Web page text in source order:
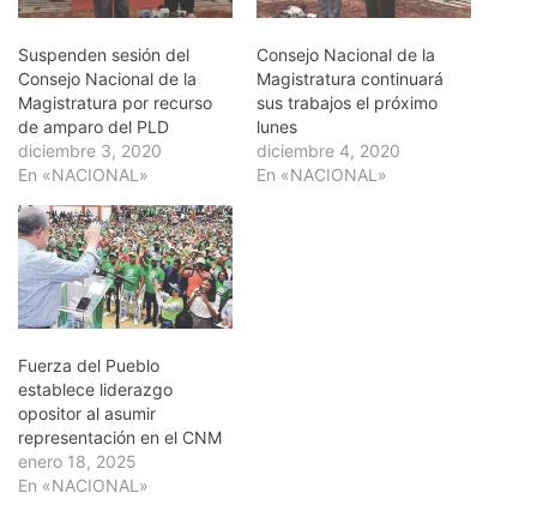
Suspenden sesión del
Consejo Nacional de la
Magistratura por recurso
de amparo del PLD
diciembre 3, 2020
En «NACIONAL»
Consejo Nacional de la
Magistratura continuará
sus trabajos el próximo
lunes
diciembre 4, 2020
En «NACIONAL»
Fuerza del Pueblo
establece liderazgo
opositor al asumir
representación en el CNM
enero 18, 2025
En «NACIONAL»